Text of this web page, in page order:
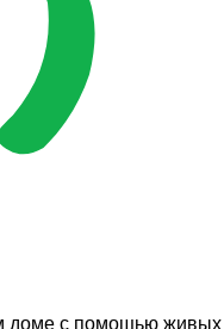
доме с помощью живых